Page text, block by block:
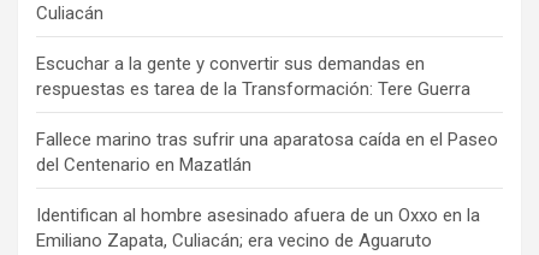
Culiacán
Escuchar a la gente y convertir sus demandas en
respuestas es tarea de la Transformación: Tere Guerra
Fallece marino tras sufrir una aparatosa caída en el Paseo
del Centenario en Mazatlán
Identifican al hombre asesinado afuera de un Oxxo en la
Emiliano Zapata, Culiacán; era vecino de Aguaruto